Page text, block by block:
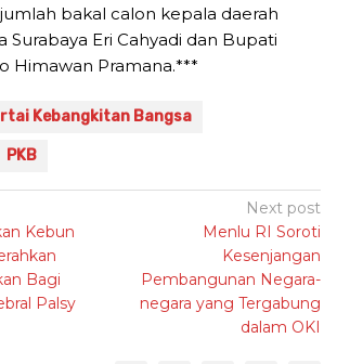
bakal calon kepala daerah
Surabaya Eri Cahyadi dan Bupati
Himawan Pramana.***
Kebangkitan Bangsa
PKB
Kebun
Bagi
Palsy
Next post
Menlu RI Soroti
Kesenjangan
Pembangunan Negara-
negara yang Tergabung
dalam OKI